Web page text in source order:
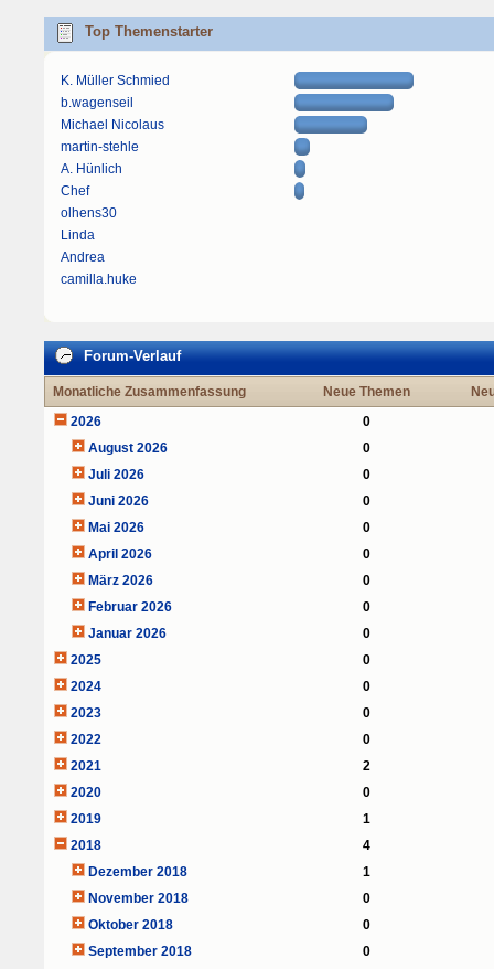
Top Themenstarter
K. Müller Schmied
b.wagenseil
Michael Nicolaus
martin-stehle
A. Hünlich
Chef
olhens30
Linda
Andrea
camilla.huke
Forum-Verlauf
Monatliche Zusammenfassung Neue Themen
2026
0
August 2026
0
Juli 2026
0
Juni 2026
0
Mai 2026
0
April 2026
0
März 2026
0
Februar 2026
0
Januar 2026
0
2025
0
2024
0
2023
0
2022
0
2021
2
2020
0
2019
1
2018
4
Dezember 2018
1
November 2018
0
Oktober 2018
0
September 2018
0